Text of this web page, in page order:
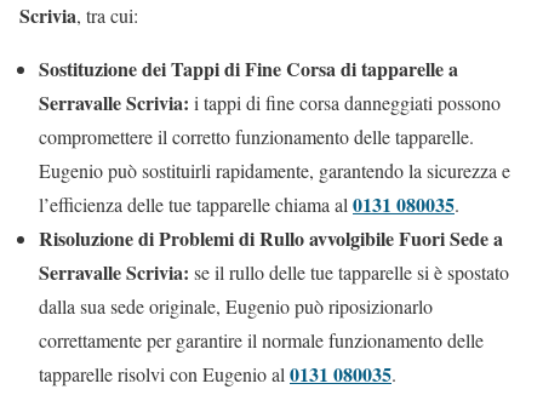
Scrivia, tra cui:
Sostituzione dei Tappi di Fine Corsa di tapparelle a
Serravalle Scrivia: i tappi di fine corsa danneggiati possono
compromettere il corretto funzionamento delle tapparelle.
Eugenio può sostituirli rapidamente, garantendo la sicurezza e
l’efficienza delle tue tapparelle chiama al0131 080035.
Risoluzione di Problemi di Rullo avvolgibile Fuori Sede a
Serravalle Scrivia: se il rullo delle tue tapparelle si è spostato
dalla sua sede originale, Eugenio può riposizionarlo
correttamente per garantire il normale funzionamento delle
tapparelle risolvi con Eugenio al0131 080035.